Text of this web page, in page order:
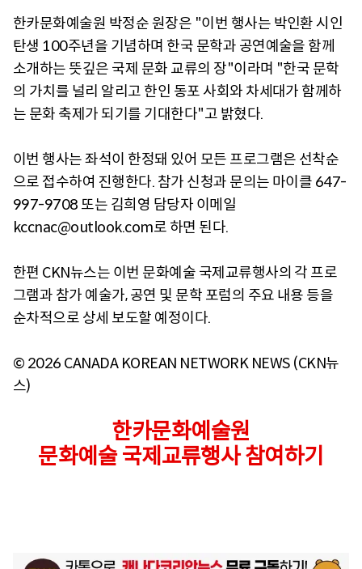
한카문화예술원 박정순 원장은 "이번 행사는 박인환 시인
탄생 100주년을 기념하며 한국 문학과 공연예술을 함께
소개하는 뜻깊은 국제 문화 교류의 장"이라며 "한국 문학
의 가치를 널리 알리고 한인 동포 사회와 차세대가 함께하
는 문화 축제가 되기를 기대한다"고 밝혔다.
이번 행사는 좌석이 한정돼 있어 모든 프로그램은 선착순
으로 접수하여 진행한다. 참가 신청과 문의는 마이클 647-
997-9708 또는 김희영 담당자 이메일
kccnac@outlook.com로 하면 된다.
한편 CKN뉴스는 이번 문화예술 국제교류행사의 각 프로
그램과 참가 예술가, 공연 및 문학 포럼의 주요 내용 등을
순차적으로 상세 보도할 예정이다.
© 2026 CANADA KOREAN NETWORK NEWS (CKN뉴
스)
한카문화예술원
문화예술 국제교류행사 참여하기